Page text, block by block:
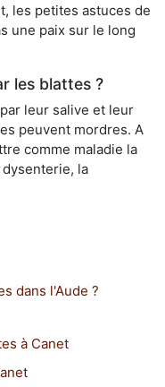
les petites astuces de
une paix sur le long
les blattes ?
leur salive et leur
peuvent mordres. A
comme maladie la
la
dans l'Aude ?
à Canet